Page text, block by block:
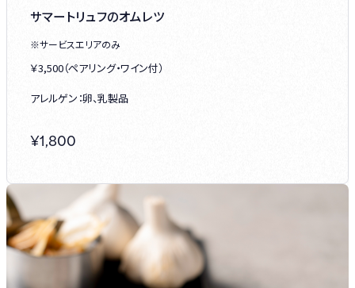
サマートリュフのオムレツ
※サービスエリアのみ
￥3,500（ペアリング・ワイン付）
アレルゲン：卵、乳製品
¥1,800